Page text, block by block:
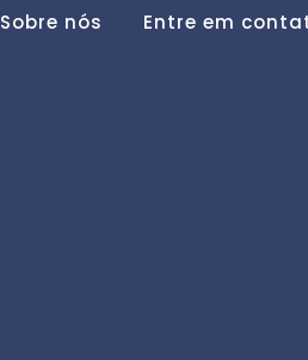
Sobre nós Entre em